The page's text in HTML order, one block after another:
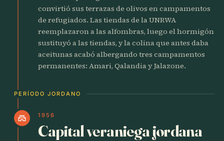
convirtió sus terrazas de olivos en campamentos
de refugiados. Las tiendas de la UNRWA
reemplazaron a las alfombras, luego el hormigón
sustituyó a las tiendas, y la colina que antes daba
aceitunas acabó albergando tres campamentos
permanentes: Amari, Qalandia y Jalazone.
PERÍODO JORDANO
castle 1956
Capital veraniega jordana